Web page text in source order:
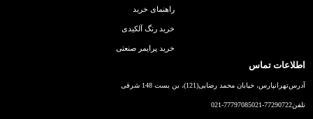
راهنمای خرید
خرید رنگ آلکیدی
خرید پرایمر صنعتی
اطلاعات تماس
آدرستهرانپارس، خیابان محمد رضایی(121)، بن بست 148 شرقی
تلفن021-77290722
021-77797085